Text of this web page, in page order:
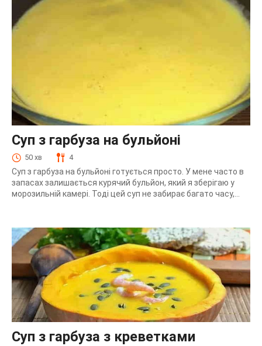
Суп з гарбуза на бульйоні
50 хв 4
Суп з гарбуза на бульйоні готується просто. У мене часто в
запасах залишається курячий бульйон, який я зберігаю у
морозильній камері. Тоді цей суп не забирає багато часу,...
Суп з гарбуза з креветками